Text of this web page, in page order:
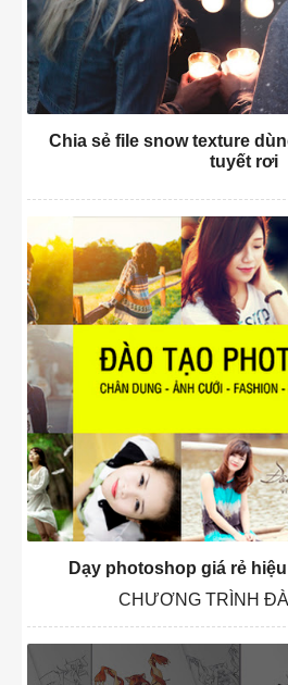
Chia sẻ file snow texture
tuyết rơi
Dạy photoshop giá rẻ
CHƯƠNG TRÌNH